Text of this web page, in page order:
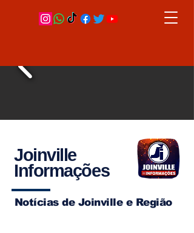
Joinville
Informações
Notícias de Joinville e Região